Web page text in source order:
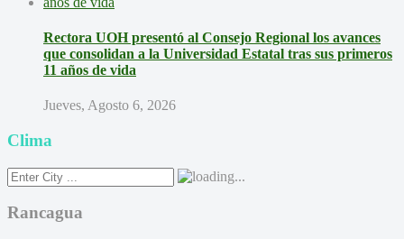
Rectora UOH presentó al Consejo Regional los avances
que consolidan a la Universidad Estatal tras sus primeros
11 años de vida
Jueves, Agosto 6, 2026
Clima
Rancagua